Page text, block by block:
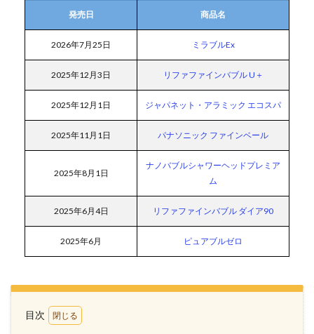
発売日 商品名
2026年7月25日 ミラブルEx
2025年12月3日 リファファインバブル U＋
2025年12月1日 ジャパネット・アラミック エコスパ
2025年11月1日 パナソニック ファインベール
2025年8月1日
ナノバブルシャワーヘッドプレミア
ム
2025年6月4日 リファファインバブル ダイア90
2025年6月 ピュアブルゼロ
目次